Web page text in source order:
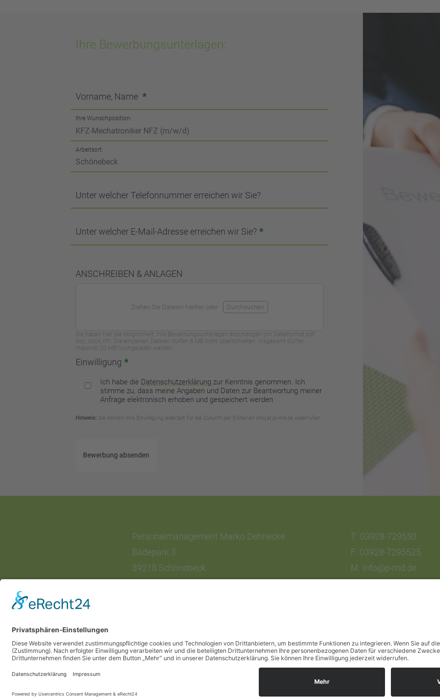
Ihre Bewerbungsunterlagen:
Vorname, Name *
Ihre Wunschposition:
Arbeitsort:
Unter welcher Telefonnummer erreichen wir Sie?
Unter welcher E-Mail-Adresse erreichen wir Sie? *
ANSCHREIBEN & ANLAGEN
Ziehen Sie Dateien hierher oder Durchsuchen
Sie haben hier die Möglichkeit, Ihre Bewerbungsunterlagen anzuhängen (im Dateiformat pdf,
doc, docx, rtf). Die einzelnen Dateien dürfen 8 MB nicht überschreiten. Insgesamt dürfen
maximal 20 MB hochgeladen werden.
Einwilligung *
Ich habe die Datenschutzerklärungzur Kenntnis genommen. Ich
stimme zu, dass meine Angaben und Daten zur Beantwortung meiner
Anfrage elektronisch erhoben und gespeichert werden
Hinweis: Sie können Ihre Einwilligung jederzeit für die Zukunft per E-Mail an info(at)p-md.de widerrufen.
Bewerbung absenden
Personalmanagement Marko Dehnecke
Badepark 3
39218 Schönebeck
T: 03928-729550
F: 03928-7295525
M: info@p-md.de